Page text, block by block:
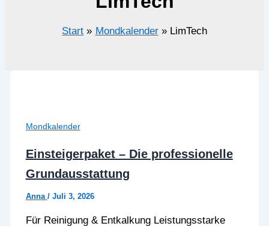
Start Mondkalender LimTech
Mondkalender
Einsteigerpaket – Die professionelle
Grundausstattung
Anna / Juli 3, 2026
Für Reinigung & Entkalkung Leistungsstarke